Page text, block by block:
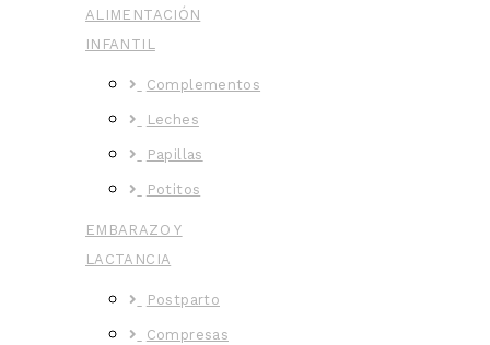
ALIMENTACIÓN
INFANTIL
Complementos
Leches
Papillas
Potitos
EMBARAZO Y
LACTANCIA
Postparto
Compresas